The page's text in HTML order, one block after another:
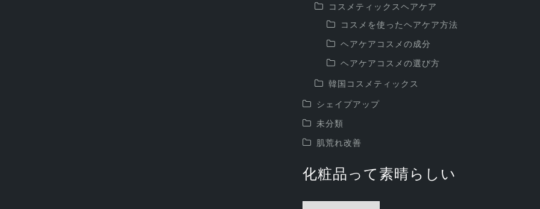
コスメティックスヘアケア
コスメを使ったヘアケア方法
ヘアケアコスメの成分
ヘアケアコスメの選び方
韓国コスメティックス
シェイプアップ
未分類
肌荒れ改善
化粧品って素晴らしい